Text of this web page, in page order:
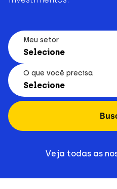
Meu setor
Selecione
O que você precisa
Selecione
Veja todas as